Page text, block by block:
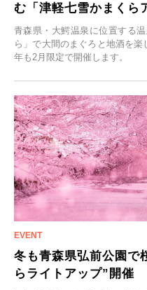
む「津軽七雪かまくら
青森県・大鰐温泉に位置する
ら」で大間のまぐろと地酒を
年も2月限定で開催します。
冬も青森県弘前公園で
らライトアップ”開催